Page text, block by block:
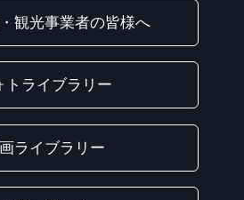
観光事業者の皆様へ
トライブラリー
ライブラリー